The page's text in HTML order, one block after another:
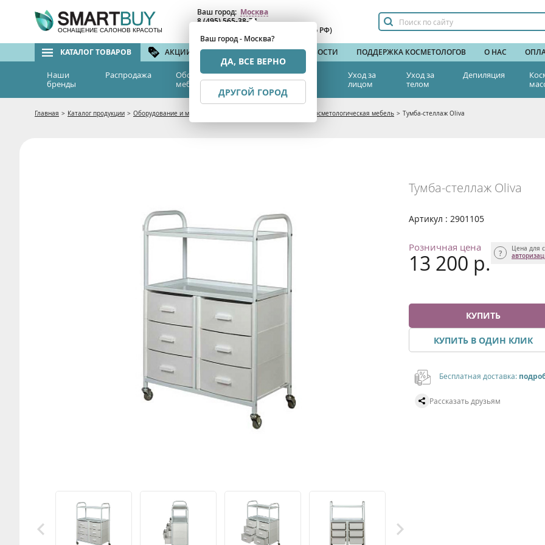
ОСНАЩЕНИЕ САЛОНОВ КРАСОТЫ
Ваш город: Москва
Ваш город - Москва?
ДА, ВСЕ ВЕРНО
ДРУГОЙ ГОРОД
8 (495) 565-38-74
(бесплатный по РФ)
КАТАЛОГ ТОВАРОВ АКЦИИ И СКИДКИ БРЕНДЫ НОВОСТИ ПОДДЕРЖКА КОСМЕТОЛОГОВ О НАС
Наши
бренды
Распродажа
Оборудование и
мебель
Эстетическая
медицина
Уход за
лицом
Уход за
телом
Депиляция
Главная > Каталог продукции > Оборудование и мебель Косметологическая мебель > Тумба-стеллаж Oliva
Тумба-стеллаж Oliva
Артикул : 2901105
Розничная цена
13 200 р.
Цена для
КУПИТЬ
КУПИТЬ В ОДИН КЛИК
Бесплатная доставка:
Рассказать друзьям